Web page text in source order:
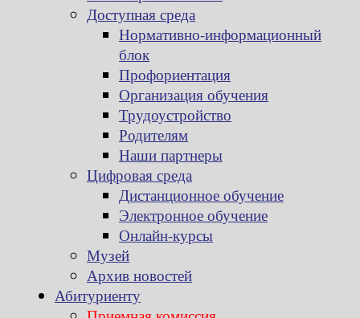
Доступная среда
Нормативно-информационный
блок
Профориентация
Организация обучения
Трудоустройство
Родителям
Наши партнеры
Цифровая среда
Дистанционное обучение
Электронное обучение
Онлайн-курсы
Музей
Архив новостей
Абитуриенту